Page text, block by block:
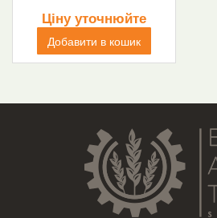
Ціну уточнюйте
Добавити в кошик